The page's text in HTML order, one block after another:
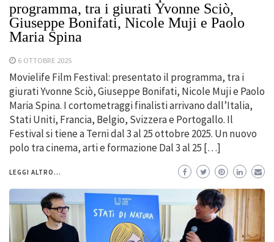
programma, tra i giurati Yvonne Sciò,
Giuseppe Bonifati, Nicole Muji e Paolo
Maria Spina
6 OTTOBRE 2025
Movielife Film Festival: presentato il programma, tra i
giurati Yvonne Sciò, Giuseppe Bonifati, Nicole Muji e Paolo
Maria Spina. I cortometraggi finalisti arrivano dall’Italia,
Stati Uniti, Francia, Belgio, Svizzera e Portogallo. Il
Festival si tiene a Terni dal 3 al 25 ottobre 2025. Un nuovo
polo tra cinema, arti e formazione Dal 3 al 25 […]
LEGGI ALTRO...